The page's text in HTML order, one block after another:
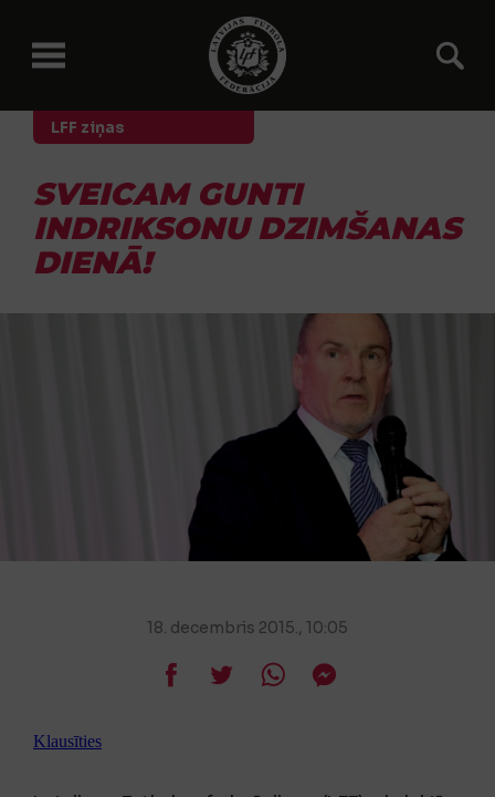
LFF ziņas
SVEICAM GUNTI
INDRIKSONU DZIMŠANAS
DIENĀ!
18. decembris 2015., 10:05
Klausīties